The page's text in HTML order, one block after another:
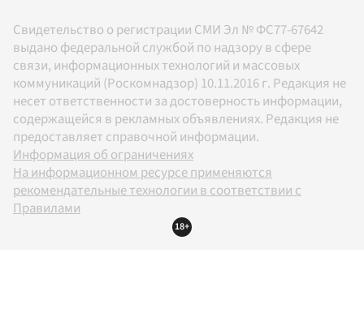
Свидетельство о регистрации СМИ Эл № ФС77-67642
выдано федеральной службой по надзору в сфере
связи, информационных технологий и массовых
коммуникаций (Роскомнадзор) 10.11.2016 г. Редакция не
несет ответственности за достоверность информации,
содержащейся в рекламных объявлениях. Редакция не
предоставляет справочной информации.
Информация об ограничениях
На информационном ресурсе применяются
рекомендательные технологии в соответствии с
Правилами
18+